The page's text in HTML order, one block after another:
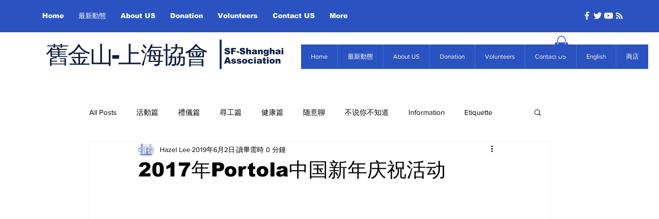
Home 最新動態 About US Donation Volunteers Contact US More
舊金山-上海協會
SF-Shanghai
Association
Home 最新動態 About US Donation Volunteers Contact US English 商店
All Posts 活動篇 禮儀篇 尋工篇 健康篇 随意聊 不说你不知道 Information Etiquette
Job Hunting On Health Misc. Infor About US
2017年Portola中国新年庆祝活动
Hazel Lee 2019年6月2日 讀畢需時 0 分鐘